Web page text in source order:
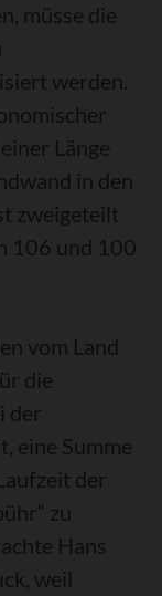
müsse die
werden.
Länge
in den
zweigeteilt
106 und 100
vom Land
die
der
eine Summe
der
zu
Hans
weil